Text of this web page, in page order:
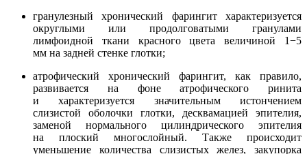
гранулезный хронический фарингит характеризуется
округлыми или продолговатыми гранулами
лимфоидной ткани красного цвета величиной 1−5
мм на задней стенке глотки;
атрофический хронический фарингит, как правило,
развивается на фоне атрофического ринита
и характеризуется значительным истончением
слизистой оболочки глотки, десквамацией эпителия,
заменой нормального цилиндрического эпителия
на плоский многослойный. Также происходит
уменьшение количества слизистых желез, закупорка